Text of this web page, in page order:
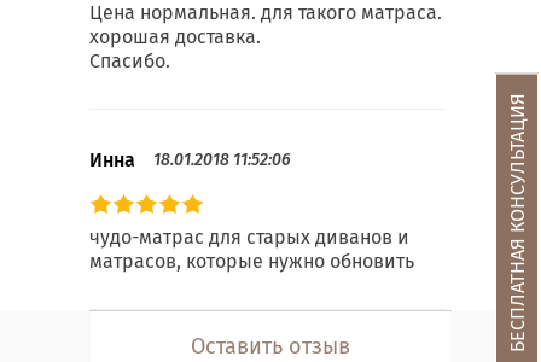
Цена нормальная. для такого матраса.
хорошая доставка.
Спасибо.
Инна 18.01.2018 11:52:06
чудо-матрас для старых диванов и
матрасов, которые нужно обновить
Оставить отзыв БЕСПЛАТНАЯ КОНСУЛЬТАЦИЯ